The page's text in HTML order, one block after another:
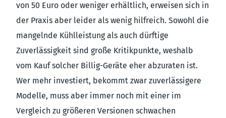
von 50 Euro oder weniger erhältlich, erweisen sich in
der Praxis aber leider als wenig hilfreich. Sowohl die
mangelnde Kühlleistung als auch dürftige
Zuverlässigkeit sind große Kritikpunkte, weshalb
vom Kauf solcher Billig-Geräte eher abzuraten ist.
Wer mehr investiert, bekommt zwar zuverlässigere
Modelle, muss aber immer noch mit einer im
Vergleich zu größeren Versionen schwachen